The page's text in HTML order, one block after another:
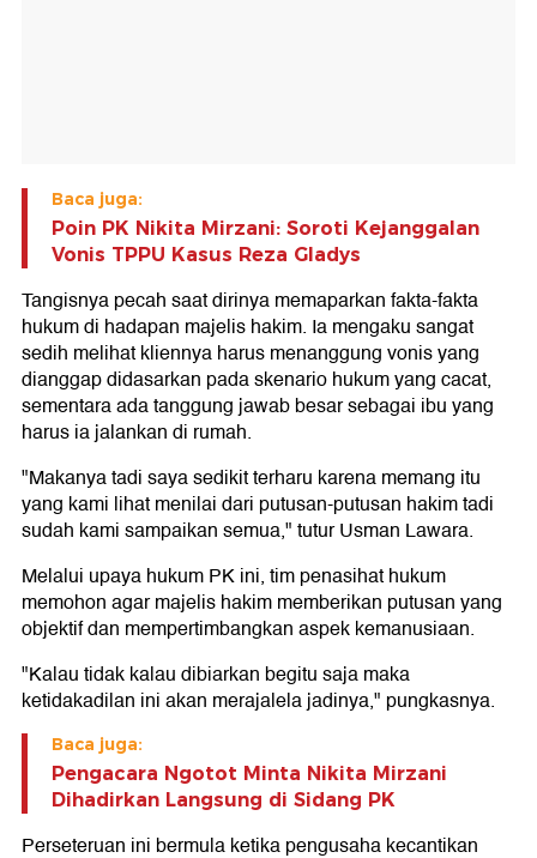
Baca juga:
Poin PK Nikita Mirzani: Soroti Kejanggalan
Vonis TPPU Kasus Reza Gladys
Tangisnya pecah saat dirinya memaparkan fakta-fakta
hukum di hadapan majelis hakim. Ia mengaku sangat
sedih melihat kliennya harus menanggung vonis yang
dianggap didasarkan pada skenario hukum yang cacat,
sementara ada tanggung jawab besar sebagai ibu yang
harus ia jalankan di rumah.
"Makanya tadi saya sedikit terharu karena memang itu
yang kami lihat menilai dari putusan-putusan hakim tadi
sudah kami sampaikan semua," tutur Usman Lawara.
Melalui upaya hukum PK ini, tim penasihat hukum
memohon agar majelis hakim memberikan putusan yang
objektif dan mempertimbangkan aspek kemanusiaan.
"Kalau tidak kalau dibiarkan begitu saja maka
ketidakadilan ini akan merajalela jadinya," pungkasnya.
Baca juga:
Pengacara Ngotot Minta Nikita Mirzani
Dihadirkan Langsung di Sidang PK
Perseteruan ini bermula ketika pengusaha kecantikan